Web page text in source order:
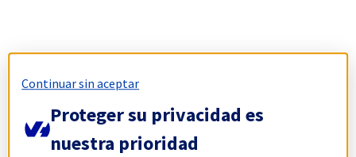
Continuar sin aceptar
Proteger su privacidad es
nuestra prioridad